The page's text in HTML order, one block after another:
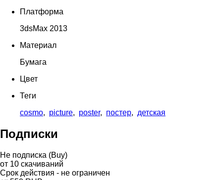
Платформа
3dsMax 2013
Материал
Бумага
Цвет
Теги
cosmo, picture, poster, постер, детская
Подписки
Не подписка (Buy)
от 10 скачиваний
Срок действия - не ограничен